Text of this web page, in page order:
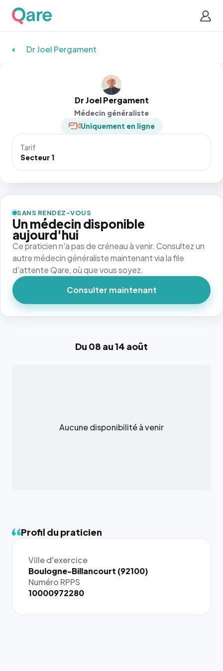
Dr Joel Pergament
Dr Joel Pergament
Médecin généraliste
Uniquement en ligne
Tarif
Secteur 1
Du 08 au 14 août
Aucune disponibilité à venir
Profil du praticien
Ville d'exercice
Boulogne-Billancourt (92100)
Numéro RPPS
10000972280
SANS RENDEZ-VOUS
Un médecin disponible
aujourd'hui
Ce praticien n'a pas de créneau à venir. Consultez un
autre médecin généraliste maintenant via la file
d'attente Qare, où que vous soyez.
Consulter maintenant
{# 40×40
: la taille
rendue par
`.profile-